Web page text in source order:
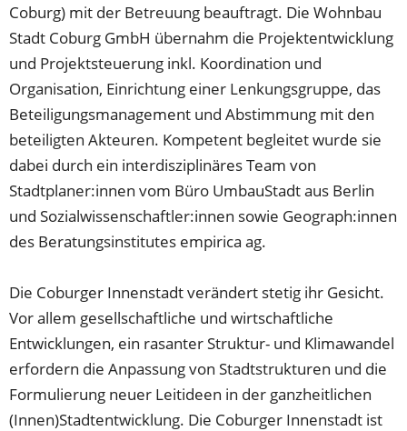
Coburg) mit der Betreuung beauftragt. Die Wohnbau
Stadt Coburg GmbH übernahm die Projektentwicklung
und Projektsteuerung inkl. Koordination und
Organisation, Einrichtung einer Lenkungsgruppe, das
Beteiligungsmanagement und Abstimmung mit den
beteiligten Akteuren. Kompetent begleitet wurde sie
dabei durch ein interdisziplinäres Team von
Stadtplaner:innen vom Büro UmbauStadt aus Berlin
und Sozialwissenschaftler:innen sowie Geograph:innen
des Beratungsinstitutes empirica ag.
Die Coburger Innenstadt verändert stetig ihr Gesicht.
Vor allem gesellschaftliche und wirtschaftliche
Entwicklungen, ein rasanter Struktur- und Klimawandel
erfordern die Anpassung von Stadtstrukturen und die
Formulierung neuer Leitideen in der ganzheitlichen
(Innen)Stadtentwicklung. Die Coburger Innenstadt ist